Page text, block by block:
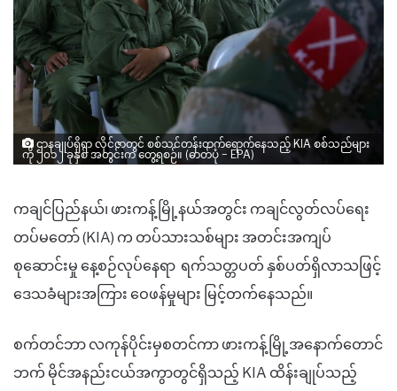
ဌာနချုပ်ရှိရာ လိုင်ဇာတွင် စစ်သင်တန်းတက်ရောက်နေသည့် KIA စစ်သည်များ
ကို ၂၀၁၂ ခုနှစ် အတွင်းက တွေ့ရစဉ်။ (ဓာတ်ပုံ − EPA)
ကချင်ပြည်နယ်၊ ဖားကန့်မြို့နယ်အတွင်း ကချင်လွတ်လပ်ရေး
တပ်မတော် (KIA) က တပ်သားသစ်များ အတင်းအကျပ်
စုဆောင်းမှု နေ့စဉ်လုပ်နေရာ ရက်သတ္တပတ် နှစ်ပတ်ရှိလာသဖြင့်
ဒေသခံများအကြား ဝေဖန်မှုများ မြင့်တက်နေသည်။
စက်တင်ဘာ လကုန်ပိုင်းမှစတင်ကာ ဖားကန့်မြို့အနောက်တောင်
ဘက် မိုင်အနည်းငယ်အကွာတွင်ရှိသည့် KIA ထိန်းချုပ်သည့်